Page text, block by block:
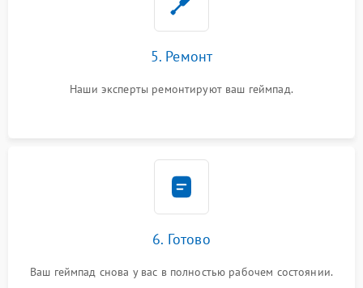
5. Ремонт
Наши эксперты ремонтируют ваш геймпад.
6. Готово
Ваш геймпад снова у вас в полностью рабочем состоянии.